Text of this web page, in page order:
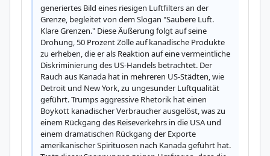
generiertes Bild eines riesigen Luftfilters an der
Grenze, begleitet von dem Slogan "Saubere Luft.
Klare Grenzen." Diese Äußerung folgt auf seine
Drohung, 50 Prozent Zölle auf kanadische Produkte
zu erheben, die er als Reaktion auf eine vermeintliche
Diskriminierung des US-Handels betrachtet. Der
Rauch aus Kanada hat in mehreren US-Städten, wie
Detroit und New York, zu ungesunder Luftqualität
geführt. Trumps aggressive Rhetorik hat einen
Boykott kanadischer Verbraucher ausgelöst, was zu
einem Rückgang des Reiseverkehrs in die USA und
einem dramatischen Rückgang der Exporte
amerikanischer Spirituosen nach Kanada geführt hat.